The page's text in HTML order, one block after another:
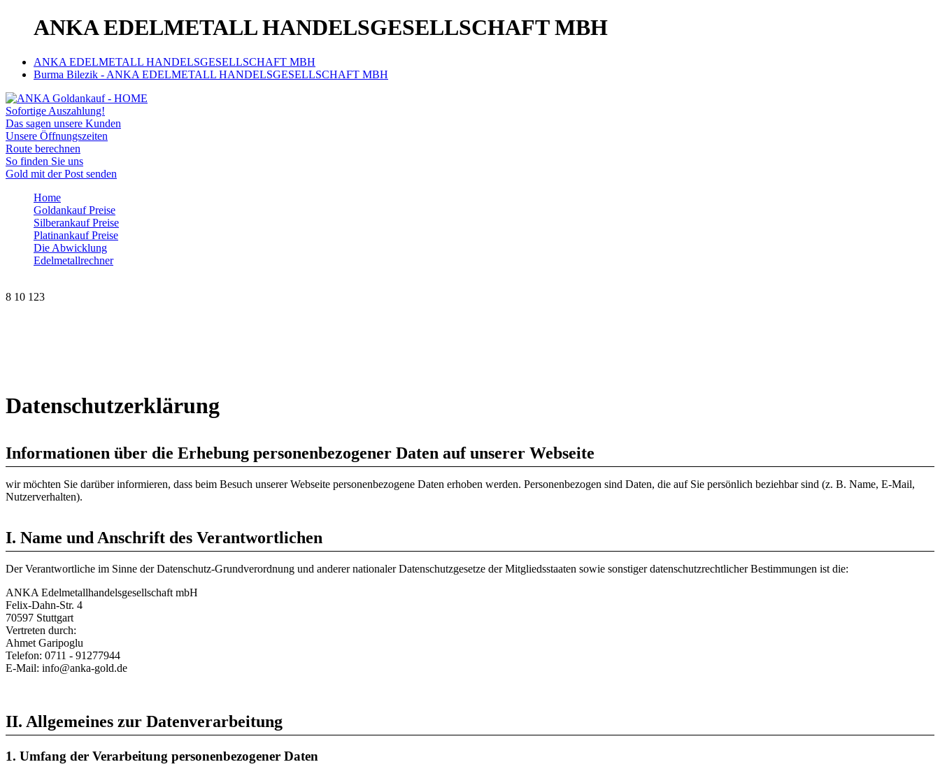
ANKA EDELMETALL HANDELSGESELLSCHAFT MBH
ANKA EDELMETALL HANDELSGESELLSCHAFT MBH
Burma Bilezik - ANKA EDELMETALL HANDELSGESELLSCHAFT MBH
Sofortige Auszahlung!
Das sagen unsere Kunden
Unsere Öffnungszeiten
Route berechnen
So finden Sie uns
Gold mit der Post senden
Home
Goldankauf Preise
Silberankauf Preise
Platinankauf Preise
Die Abwicklung
Edelmetallrechner
8 10 123
Datenschutzerklärung
Informationen über die Erhebung personenbezogener Daten auf unserer Webseite
wir möchten Sie darüber informieren, dass beim Besuch unserer Webseite personenbezogene Daten erhoben werden. Personenbezogen sind Daten, die auf Sie persönlich beziehbar sind (z. B. Name, E-Mail,
Nutzerverhalten).
I. Name und Anschrift des Verantwortlichen
Der Verantwortliche im Sinne der Datenschutz-Grundverordnung und anderer nationaler Datenschutzgesetze der Mitgliedsstaaten sowie sonstiger datenschutzrechtlicher Bestimmungen ist die:
ANKA Edelmetallhandelsgesellschaft mbH
Felix-Dahn-Str. 4
70597 Stuttgart
Vertreten durch:
Ahmet Garipoglu
Telefon: 0711 - 91277944
E-Mail: info@anka-gold.de
II. Allgemeines zur Datenverarbeitung
1. Umfang der Verarbeitung personenbezogener Daten